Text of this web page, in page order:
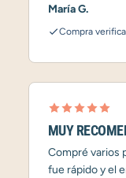
María G.
Compra
MUY
Compré varios
fue rápido y el